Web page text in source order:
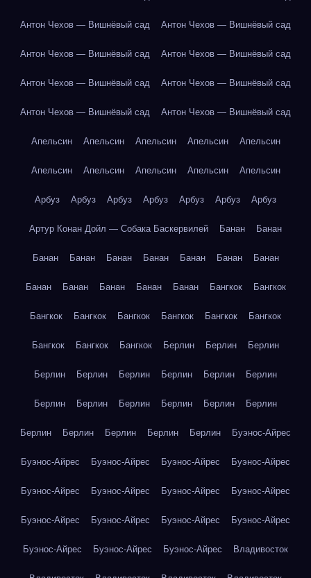
Антон Чехов — Вишнёвый сад Антон Чехов — Вишнёвый сад
Антон Чехов — Вишнёвый сад Антон Чехов — Вишнёвый сад
Антон Чехов — Вишнёвый сад Антон Чехов — Вишнёвый сад
Антон Чехов — Вишнёвый сад Антон Чехов — Вишнёвый сад
Апельсин Апельсин Апельсин Апельсин Апельсин
Апельсин Апельсин Апельсин Апельсин Апельсин
Арбуз Арбуз Арбуз Арбуз Арбуз Арбуз Арбуз
Артур Конан Дойл — Собака Баскервилей Банан Банан
Банан Банан Банан Банан Банан Банан Банан
Банан Банан Банан Банан Банан Бангкок Бангкок
Бангкок Бангкок Бангкок Бангкок Бангкок Бангкок
Бангкок Бангкок Бангкок Берлин Берлин Берлин
Берлин Берлин Берлин Берлин Берлин Берлин
Берлин Берлин Берлин Берлин Берлин Берлин
Берлин Берлин Берлин Берлин Берлин Буэнос-Айрес
Буэнос-Айрес Буэнос-Айрес Буэнос-Айрес Буэнос-Айрес
Буэнос-Айрес Буэнос-Айрес Буэнос-Айрес Буэнос-Айрес
Буэнос-Айрес Буэнос-Айрес Буэнос-Айрес Буэнос-Айрес
Буэнос-Айрес Буэнос-Айрес Буэнос-Айрес Владивосток